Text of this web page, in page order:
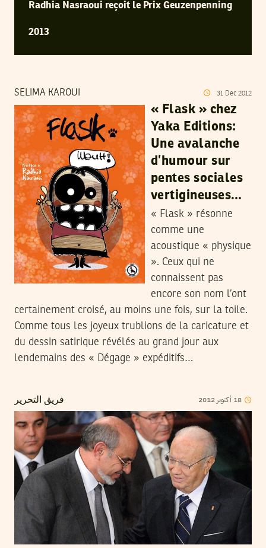
Radhia Nasraoui reçoit le Prix Geuzenpenning
2013
SELIMA KAROUI 31 Dec 2012
« Flask » chez
Yaka Editions:
Une avalanche
d’humour sur
pentes sociales
vertigineuses…
« Flask » résonne
comme une
acoustique « physique
». Ceux qui ne
connaissent pas
encore son nom l’ont
certainement croisé, au moins une fois, sur la toile.
Comme tous les joyeux trublions de la caricature et
du dessin satirique révélés au grand jour aux
lendemains des « Dégage » expéditifs…
فريق التحرير 18 أكتوبر 2012